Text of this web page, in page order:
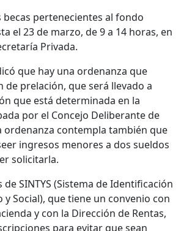
becas pertenecientes al fondo
el 23 de marzo, de 9 a 14 horas, en
Privada.
que hay una ordenanza que
de prelación, que será llevado a
que está determinada en la
por el Concejo Deliberante de
ordenanza contempla también que
ingresos menores a dos sueldos
solicitarla.
SINTYS (Sistema de Identificación
Social), que tiene un convenio con
y con la Dirección de Rentas,
para evitar que sean